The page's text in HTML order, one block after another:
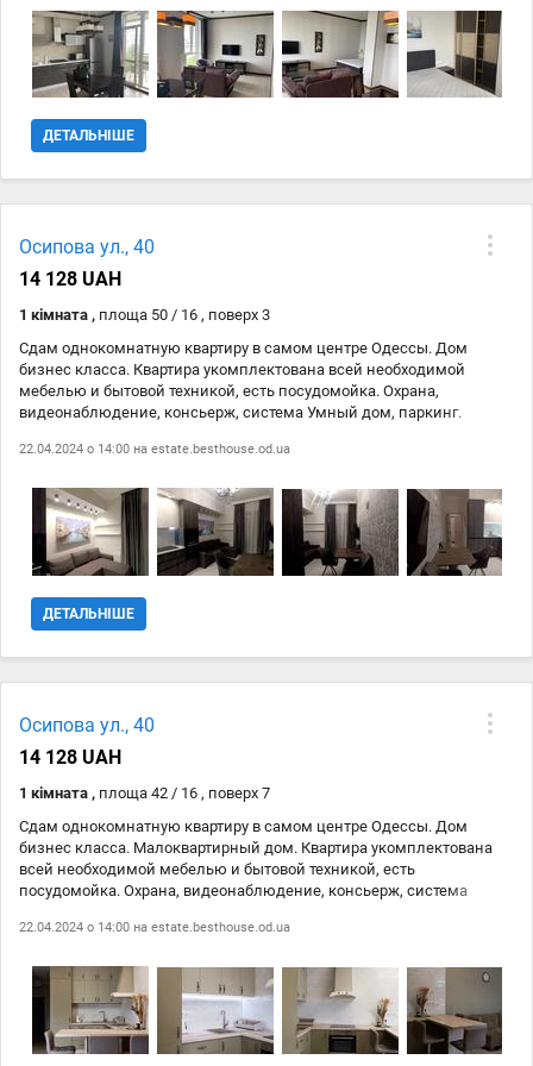
подача холодной и горячей воды, генератор. В нескольких минутах
ходьбы — одесские пляжи «Отрада» и «Ланжерон», театр
Музкомедии и парк Шевченко. Рядом отель Отрада, тренажерный
зал, салон красоты, рестораны, супермаркет, трасса здоровья.
ДЕТАЛЬНІШЕ
Осипова ул., 40
14 128 UAH
1 кімната , площа 50 / 16 , поверх 3
Сдам однокомнатную квартиру в самом центре Одессы. Дом
бизнес класса. Квартира укомплектована всей необходимой
мебелью и бытовой техникой, есть посудомойка. Охрана,
видеонаблюдение, консьерж, система Умный дом, паркинг.
берег моря.
22.04.2024 о 14:00 на estate.besthouse.od.ua
ДЕТАЛЬНІШЕ
Осипова ул., 40
14 128 UAH
1 кімната , площа 42 / 16 , поверх 7
Сдам однокомнатную квартиру в самом центре Одессы. Дом
бизнес класса. Малоквартирный дом. Квартира укомплектована
всей необходимой мебелью и бытовой техникой, есть
посудомойка. Охрана, видеонаблюдение, консьерж, система
доступности парк Шевченко и берег моря.
22.04.2024 о 14:00 на estate.besthouse.od.ua